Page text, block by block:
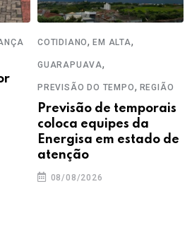
COTIDIANO,EM ALTA,
GUARAPUAVA,
PREVISÃO DO TEMPO, REGIÃO
Previsão de temporais
coloca equipes da
Energisa em estado de
atenção
08/08/2026